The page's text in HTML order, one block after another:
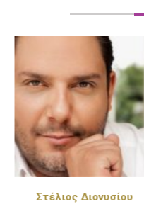
Στέλιος Διονυσίου